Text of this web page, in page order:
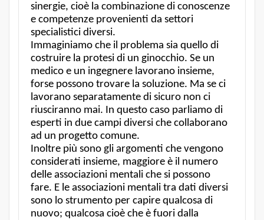
sinergie, cioè la combinazione di conoscenze
e competenze provenienti da settori
specialistici diversi.
Immaginiamo che il problema sia quello di
costruire la protesi di un ginocchio. Se un
medico e un ingegnere lavorano insieme,
forse possono trovare la soluzione. Ma se ci
lavorano separatamente di sicuro non ci
riusciranno mai. In questo caso parliamo di
esperti in due campi diversi che collaborano
ad un progetto comune.
Inoltre più sono gli argomenti che vengono
considerati insieme, maggiore è il numero
delle associazioni mentali che si possono
fare. E le associazioni mentali tra dati diversi
sono lo strumento per capire qualcosa di
nuovo; qualcosa cioè che è fuori dalla